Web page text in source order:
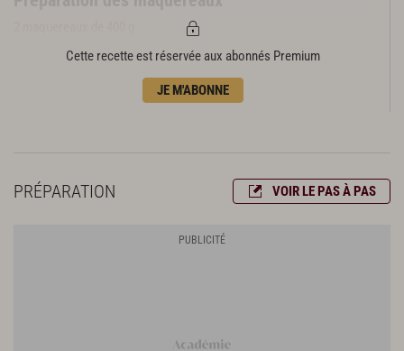
Préparation de la marinade
Cette recette est réservée aux abonnés Premium
JE M'ABONNE
PRÉPARATION VOIR LE PAS À PAS